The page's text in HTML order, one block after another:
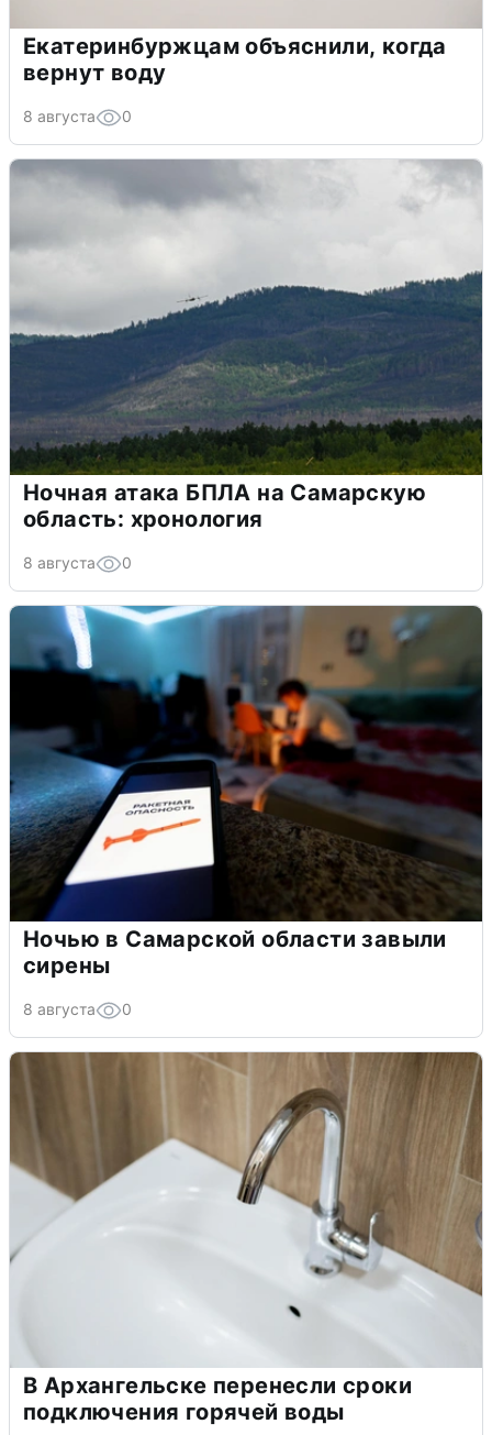
Екатеринбуржцам объяснили, когда
вернут воду
8 августа 0
Ночная атака БПЛА на Самарскую
область: хронология
8 августа 0
Ночью в Самарской области завыли
сирены
8 августа 0
В Архангельске перенесли сроки
подключения горячей воды